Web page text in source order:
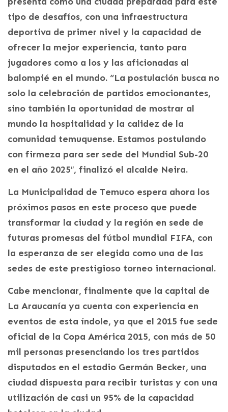
tipo de desafíos, con una infraestructura
deportiva de primer nivel y la capacidad de
ofrecer la mejor experiencia, tanto para
jugadores como a los y las aficionadas al
balompié en el mundo. “La postulación busca no
solo la celebración de partidos emocionantes,
sino también la oportunidad de mostrar al
mundo la hospitalidad y la calidez de la
comunidad temuquense. Estamos postulando
con firmeza para ser sede del Mundial Sub-20
en el año 2025″, finalizó el alcalde Neira.
La Municipalidad de Temuco espera ahora los
próximos pasos en este proceso que puede
transformar la ciudad y la región en sede de
futuras promesas del fútbol mundial FIFA, con
la esperanza de ser elegida como una de las
sedes de este prestigioso torneo internacional.
Cabe mencionar, finalmente que la capital de
La Araucanía ya cuenta con experiencia en
eventos de esta índole, ya que el 2015 fue sede
oficial de la Copa América 2015, con más de 50
mil personas presenciando los tres partidos
disputados en el estadio Germán Becker, una
ciudad dispuesta para recibir turistas y con una
utilización de casi un 95% de la capacidad